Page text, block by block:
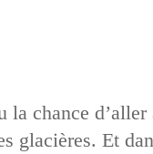
chance d’aller
glacières. Et